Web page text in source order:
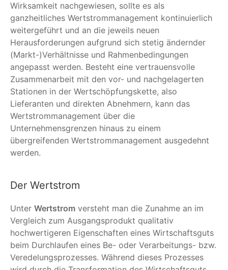
Wirksamkeit nachgewiesen, sollte es als
ganzheitliches Wertstrommanagement kontinuierlich
weitergeführt und an die jeweils neuen
Herausforderungen aufgrund sich stetig ändernder
(Markt-)Verhältnisse und Rahmenbedingungen
angepasst werden. Besteht eine vertrauensvolle
Zusammenarbeit mit den vor- und nachgelagerten
Stationen in der Wertschöpfungskette, also
Lieferanten und direkten Abnehmern, kann das
Wertstrommanagement über die
Unternehmensgrenzen hinaus zu einem
übergreifenden Wertstrommanagement ausgedehnt
werden.
Der Wertstrom
Unter Wertstrom versteht man die Zunahme an im
Vergleich zum Ausgangsprodukt qualitativ
hochwertigeren Eigenschaften eines Wirtschaftsguts
beim Durchlaufen eines Be- oder Verarbeitungs- bzw.
Veredelungsprozesses. Während dieses Prozesses